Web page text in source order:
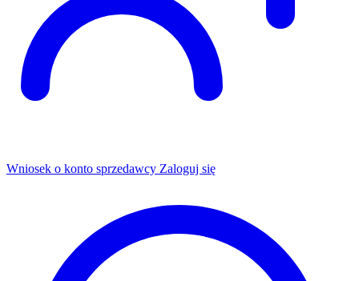
Wniosek o konto sprzedawcy Zaloguj się